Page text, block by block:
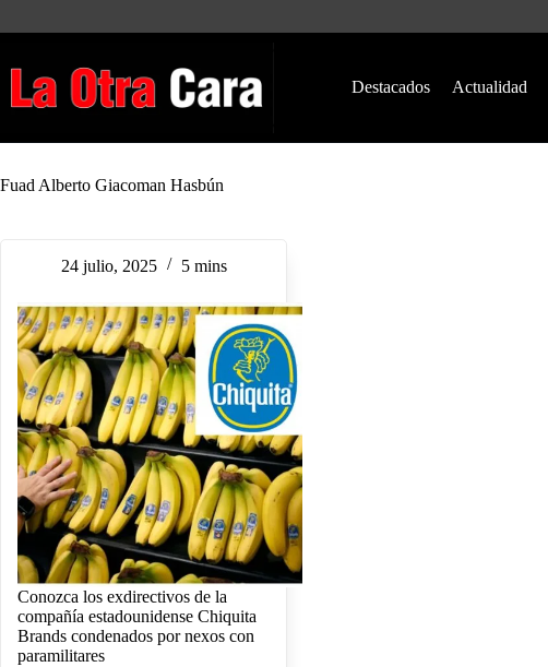
Destacados Actualidad
Fuad Alberto Giacoman Hasbún
24 julio, 2025 5 mins
Conozca los exdirectivos de la
compañía estadounidense Chiquita
Brands condenados por nexos con
paramilitares